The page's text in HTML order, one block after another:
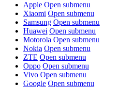
Apple Open submenu
Xiaomi Open submenu
Samsung Open submenu
Huawei Open submenu
Motorola Open submenu
Nokia Open submenu
ZTE Open submenu
Oppo Open submenu
Vivo Open submenu
Google Open submenu